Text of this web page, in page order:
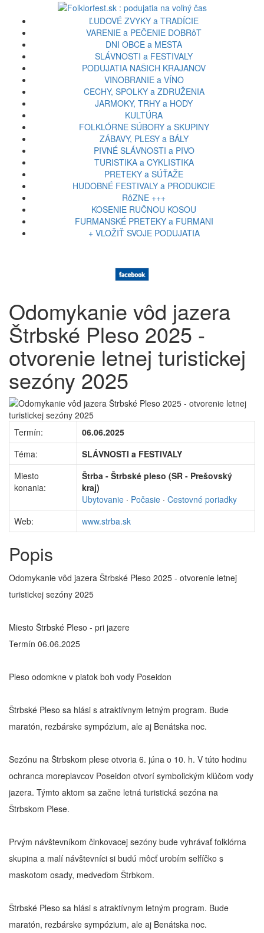
ĽUDOVÉ ZVYKY a TRADÍCIE
VARENIE a PEČENIE DOBRôT
DNI OBCE a MESTA
SLÁVNOSTI a FESTIVALY
PODUJATIA NAŠICH KRAJANOV
VINOBRANIE a VÍNO
CECHY, SPOLKY a ZDRUŽENIA
JARMOKY, TRHY a HODY
KULTÚRA
FOLKLÓRNE SÚBORY a SKUPINY
ZÁBAVY, PLESY a BÁLY
PIVNÉ SLÁVNOSTI a PIVO
TURISTIKA a CYKLISTIKA
PRETEKY a SÚŤAŽE
HUDOBNÉ FESTIVALY a PRODUKCIE
RôZNE +++
KOSENIE RUČNOU KOSOU
FURMANSKÉ PRETEKY a FURMANI
+ VLOŽIŤ SVOJE PODUJATIA
Odomykanie vôd jazera
Štrbské Pleso 2025 -
otvorenie letnej turistickej
sezóny 2025
Termín:
06.06.2025
Téma:
SLÁVNOSTI a FESTIVALY
Miesto
konania:
Štrba - Štrbské pleso (SR - Prešovský
kraj)
Ubytovanie · Počasie · Cestovné poriadky
Web:
www.strba.sk
Popis
Odomykanie vôd jazera Štrbské Pleso 2025 - otvorenie letnej
turistickej sezóny 2025
Miesto Štrbské Pleso - pri jazere
Termín 06.06.2025
Pleso odomkne v piatok boh vody Poseidon
Štrbské Pleso sa hlási s atraktívnym letným program. Bude
maratón, rezbárske sympózium, ale aj Benátska noc.
Sezónu na Štrbskom plese otvoria 6. júna o 10. h. V túto hodinu
ochranca moreplavcov Poseidon otvorí symbolickým kľúčom vody
jazera. Týmto aktom sa začne letná turistická sezóna na
Štrbskom Plese.
Prvým návštevníkom člnkovacej sezóny bude vyhrávať folklórna
skupina a malí návštevníci si budú môcť urobím selfíčko s
maskotom osady, medveďom Štrbkom.
Štrbské Pleso sa hlási s atraktívnym letným program. Bude
maratón, rezbárske sympózium, ale aj Benátska noc.